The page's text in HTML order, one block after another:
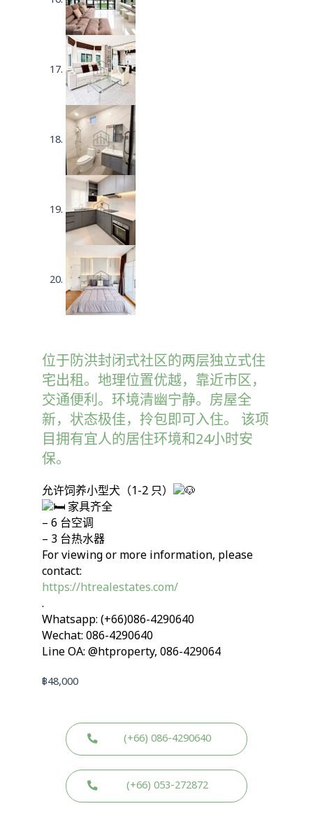
位于防洪封闭式社区的两层独立式住
宅出租。地理位置优越，靠近市区，
交通便利。环境清幽宁静。房屋全
新，状态极佳，拎包即可入住。 该项
目拥有宜人的居住环境和24小时安
保。
允许饲养小型犬（1-2 只）
家具齐全
– 6 台空调
– 3 台热水器
For viewing or more information, please
contact:
https://htrealestates.com/
.
Whatsapp: (+66)086-4290640
Wechat: 086-4290640
Line OA: @htproperty, 086-429064
฿48,000
(+66) 086-4290640
(+66) 053-272872